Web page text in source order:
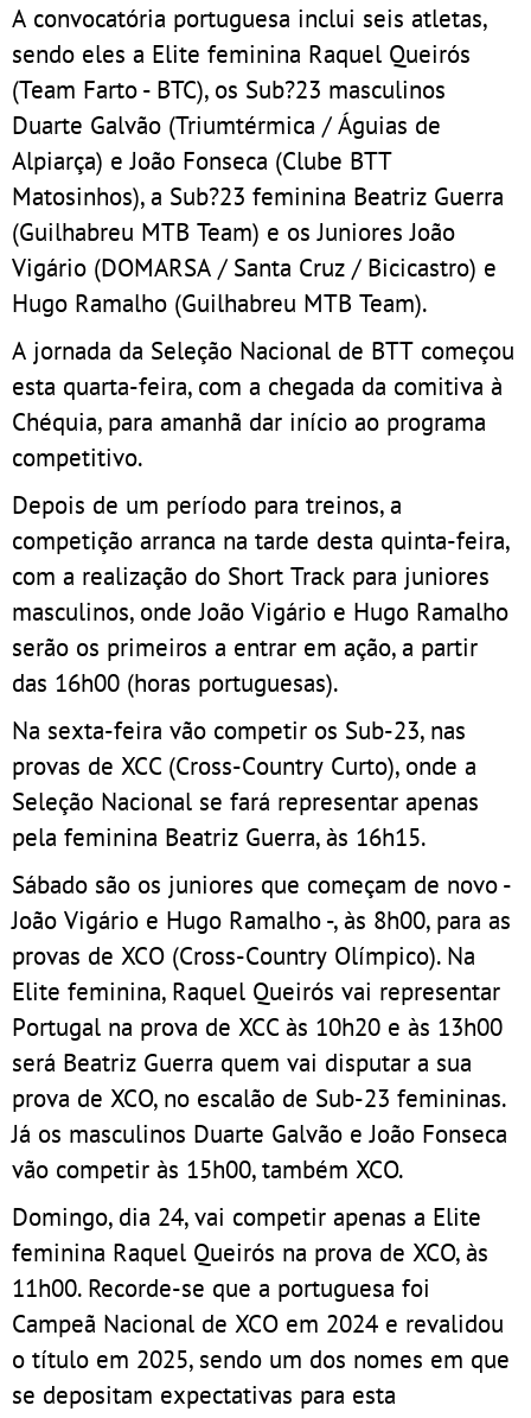
A convocatória portuguesa inclui seis atletas,
sendo eles a Elite feminina Raquel Queirós
(Team Farto - BTC), os Sub?23 masculinos
Duarte Galvão (Triumtérmica / Águias de
Alpiarça) e João Fonseca (Clube BTT
Matosinhos), a Sub?23 feminina Beatriz Guerra
(Guilhabreu MTB Team) e os Juniores João
Vigário (DOMARSA / Santa Cruz / Bicicastro) e
Hugo Ramalho (Guilhabreu MTB Team).
A jornada da Seleção Nacional de BTT começou
esta quarta-feira, com a chegada da comitiva à
Chéquia, para amanhã dar início ao programa
competitivo.
Depois de um período para treinos, a
competição arranca na tarde desta quinta-feira,
com a realização do Short Track para juniores
masculinos, onde João Vigário e Hugo Ramalho
serão os primeiros a entrar em ação, a partir
das 16h00 (horas portuguesas).
Na sexta-feira vão competir os Sub-23, nas
provas de XCC (Cross-Country Curto), onde a
Seleção Nacional se fará representar apenas
pela feminina Beatriz Guerra, às 16h15.
Sábado são os juniores que começam de novo -
João Vigário e Hugo Ramalho -, às 8h00, para as
provas de XCO (Cross-Country Olímpico). Na
Elite feminina, Raquel Queirós vai representar
Portugal na prova de XCC às 10h20 e às 13h00
será Beatriz Guerra quem vai disputar a sua
prova de XCO, no escalão de Sub-23 femininas.
Já os masculinos Duarte Galvão e João Fonseca
vão competir às 15h00, também XCO.
Domingo, dia 24, vai competir apenas a Elite
feminina Raquel Queirós na prova de XCO, às
11h00. Recorde-se que a portuguesa foi
Campeã Nacional de XCO em 2024 e revalidou
o título em 2025, sendo um dos nomes em que
se depositam expectativas para esta